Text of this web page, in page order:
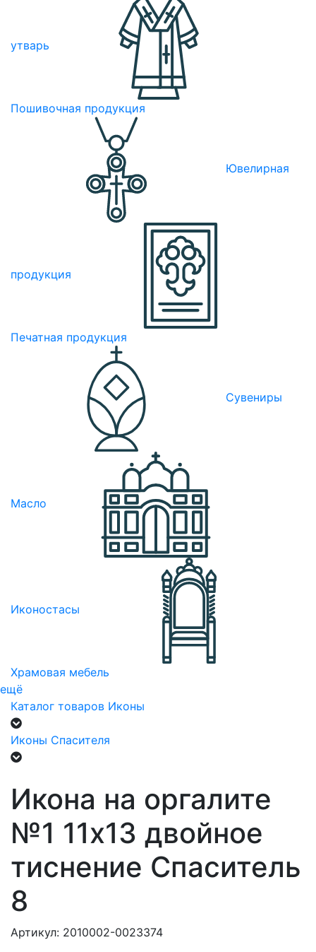
утварь
Пошивочная продукция
Ювелирная
продукция
Печатная продукция
Сувениры
Масло
Иконостасы
Храмовая мебель
ещё
Каталог товаров Иконы
Иконы Спасителя
Икона на оргалите
№1 11х13 двойное
тиснение Спаситель
8
Артикул: 2010002-0023374